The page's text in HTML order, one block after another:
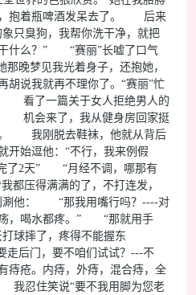
，抱着瓶啤酒发呆去了。 后来
只臭狗，我帮你洗干净，就把
什么？” “赛丽”长嘘了口气
那晚梦见我光着身子，还抱她，
说我就再不理你了。“赛丽”忙
看了一篇关于女人拒绝男人的
机会来了，我从健身房回家挺
。 我刚脱去鞋袜，他就从背后
开始逗他：“不行，我来例假
了2天” “月经不调，哪那有
压得满满的了，不打连发，
他： “那我用嘴行吗？----对
疡，喝水都疼。” “那就用手
球摔了，疼得不能握东
后门，要不咱们试试？---不
痔疮。内痔，外痔，混合痔，全
忍住笑说“要不我用脚为您老